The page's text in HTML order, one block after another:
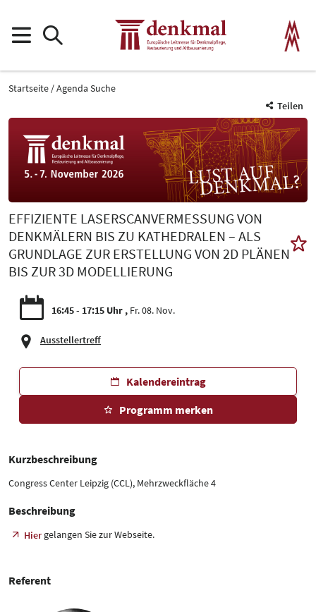
Startseite
Agenda Suche
Teilen
EFFIZIENTE LASERSCANVERMESSUNG VON
DENKMÄLERN BIS ZU KATHEDRALEN – ALS
GRUNDLAGE ZUR ERSTELLUNG VON 2D PLÄNEN
BIS ZUR 3D MODELLIERUNG
16:45 - 17:15 Uhr Fr. 08. Nov.
Ausstellertreff
Kalendereintrag
Programm merken
Kurzbeschreibung
Congress Center Leipzig (CCL), Mehrzweckfläche 4
Beschreibung
Hier gelangen Sie zur Webseite.
Referent